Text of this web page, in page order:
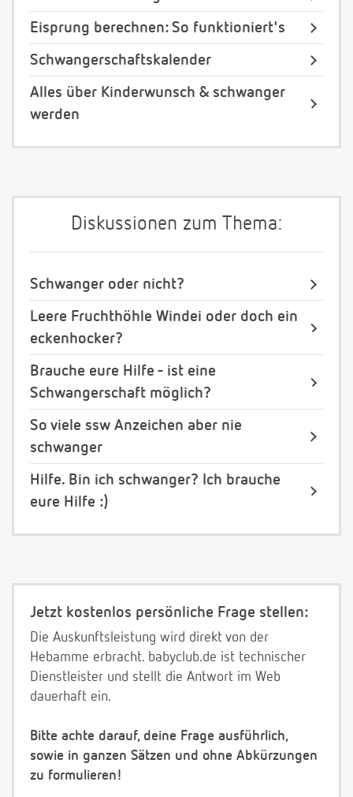
Eisprung berechnen: So funktioniert's
Schwangerschaftskalender
Alles über Kinderwunsch & schwanger
werden
Diskussionen zum Thema:
Schwanger oder nicht?
Leere Fruchthöhle Windei oder doch ein
eckenhocker?
Brauche eure Hilfe - ist eine
Schwangerschaft möglich?
So viele ssw Anzeichen aber nie
schwanger
Hilfe. Bin ich schwanger? Ich brauche
eure Hilfe :)
Jetzt kostenlos persönliche Frage stellen:
Die Auskunftsleistung wird direkt von der
Hebamme erbracht. babyclub.de ist technischer
Dienstleister und stellt die Antwort im Web
dauerhaft ein.
Bitte achte darauf, deine Frage ausführlich,
sowie in ganzen Sätzen und ohne Abkürzungen
zu formulieren!